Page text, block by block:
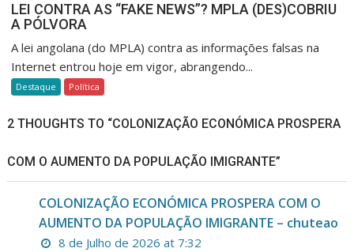
LEI CONTRA AS “FAKE NEWS”? MPLA (DES)COBRIU
A PÓLVORA
A lei angolana (do MPLA) contra as informações falsas na
Internet entrou hoje em vigor, abrangendo...
Destaque Política
2 THOUGHTS TO “COLONIZAÇÃO ECONÓMICA PROSPERA
COM O AUMENTO DA POPULAÇÃO IMIGRANTE”
COLONIZAÇÃO ECONÓMICA PROSPERA COM O
AUMENTO DA POPULAÇÃO IMIGRANTE – chuteao
8 de Julho de 2026 at 7:32